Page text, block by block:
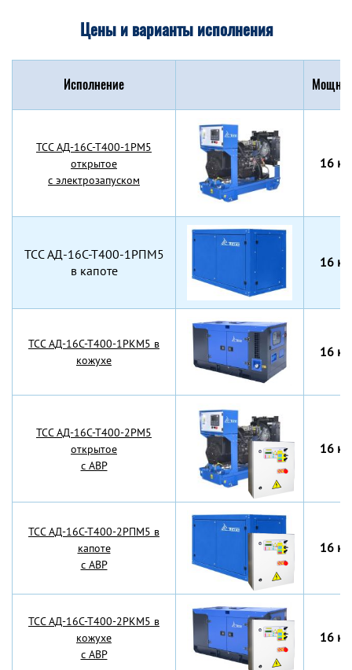
Цены и варианты исполнения
Исполнение
TCC АД-16С-Т400-1РМ5
открытое
с электрозапуском
16
TCC АД-16С-Т400-1РПМ5
в капоте
16
TCC АД-16С-Т400-1РКМ5 в
кожухе
16
TCC АД-16С-Т400-2РМ5
открытое
с АВР
16
TCC АД-16С-Т400-2РПМ5 в
капоте
с АВР
16
TCC АД-16С-Т400-2РКМ5 в
кожухе
с АВР
16